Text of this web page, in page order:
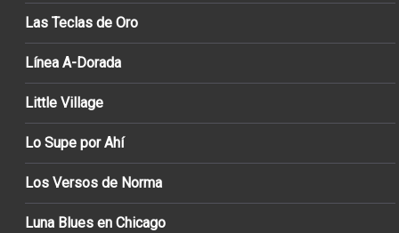
Las Teclas de Oro
Línea A-Dorada
Little Village
Lo Supe por Ahí
Los Versos de Norma
Luna Blues en Chicago